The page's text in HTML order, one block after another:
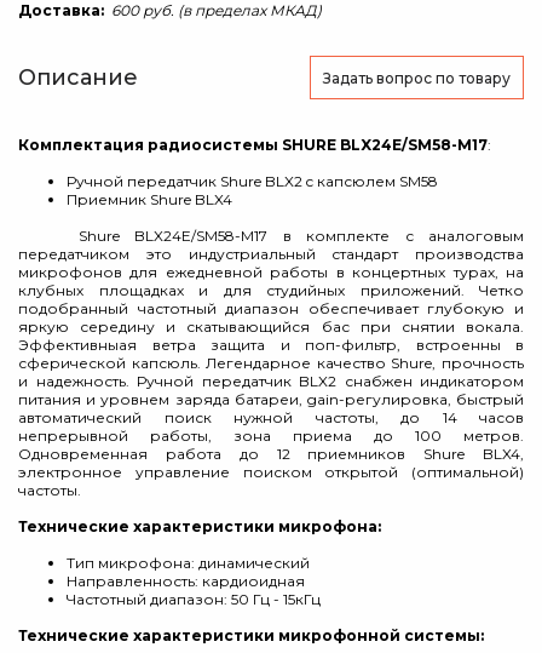
Доставка: 600 руб. (в пределах МКАД)
Описание Задать вопрос по товару
Комплектация радиосистемы SHURE BLX24E/SM58-M17:
Ручной передатчик Shure BLX2 c капсюлем SM58
Приемник Shure BLX4
Shure BLX24E/SM58-M17 в комплекте с аналоговым
передатчиком это индустриальный стандарт производства
микрофонов для ежедневной работы в концертных турах, на
клубных площадках и для студийных приложений. Четко
подобранный частотный диапазон обеспечивает глубокую и
яркую середину и скатывающийся бас при снятии вокала.
Эффективныая ветра защита и поп-фильтр, встроенны в
сферической капсюль. Легендарное качество Shure, прочность
и надежность. Ручной передатчик BLX2 снабжен индикатором
питания и уровнем заряда батареи, gain-регулировка, быстрый
автоматический поиск нужной частоты, до 14 часов
непрерывной работы, зона приема до 100 метров.
Одновременная работа до 12 приемников Shure BLX4,
электронное управление поиском открытой (оптимальной)
частоты.
Технические характеристики микрофона:
Тип микрофона: динамический
Направленность: кардиоидная
Частотный диапазон: 50 Гц - 15кГц
Технические характеристики микрофонной системы: